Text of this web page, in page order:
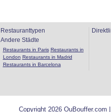
Restauranttypen
Andere Städte
Restaurants in Paris Restaurants in
London Restaurants in Madrid
Restaurants in Barcelona
Copyright 2026 OuBouffer.com